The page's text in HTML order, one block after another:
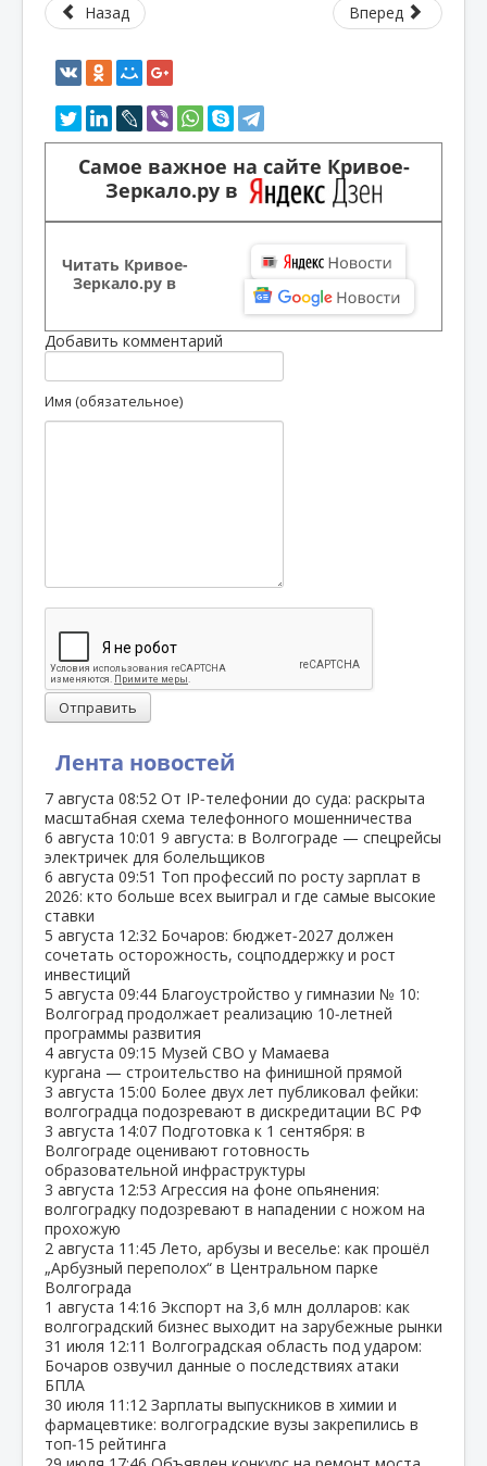
Лента новостей
7 августа 08:52 От IP‑телефонии до суда: раскрыта
масштабная схема телефонного мошенничества
6 августа 10:01 9 августа: в Волгограде — спецрейсы
электричек для болельщиков
6 августа 09:51 Топ профессий по росту зарплат в
2026: кто больше всех выиграл и где самые высокие
ставки
5 августа 12:32 Бочаров: бюджет‑2027 должен
сочетать осторожность, соцподдержку и рост
инвестиций
5 августа 09:44 Благоустройство у гимназии № 10:
Волгоград продолжает реализацию 10‑летней
программы развития
4 августа 09:15 Музей СВО у Мамаева
кургана — строительство на финишной прямой
3 августа 15:00 Более двух лет публиковал фейки:
волгоградца подозревают в дискредитации ВС РФ
3 августа 14:07 Подготовка к 1 сентября: в
Волгограде оценивают готовность
образовательной инфраструктуры
3 августа 12:53 Агрессия на фоне опьянения:
волгоградку подозревают в нападении с ножом на
прохожую
2 августа 11:45 Лето, арбузы и веселье: как прошёл
„Арбузный переполох“ в Центральном парке
Волгограда
1 августа 14:16 Экспорт на 3,6 млн долларов: как
волгоградский бизнес выходит на зарубежные рынки
31 июля 12:11 Волгоградская область под ударом:
Бочаров озвучил данные о последствиях атаки
БПЛА
30 июля 11:12 Зарплаты выпускников в химии и
фармацевтике: волгоградские вузы закрепились в
топ‑15 рейтинга
Назад Вперед
Самое важное на сайте Кривое-
Зеркало.ру в
Читать Кривое-
Зеркало.ру в
Добавить комментарий
Имя (обязательное)
Отправить